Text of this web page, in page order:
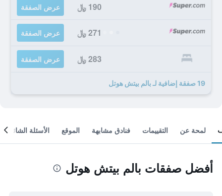
190 ﷼ عرض الصفقة
271 ﷼ عرض الصفقة
283 ﷼ عرض الصفقة
19 صفقة إضافية لـ بالم بيتش هوتل
لمحة عن التقييمات فنادق مشابهة الموقع الأسئلة الشائعة
أفضل صفقات بالم بيتش هوتل